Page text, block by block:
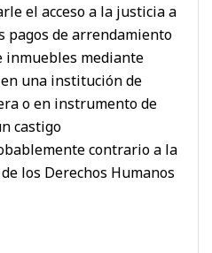
el acceso a la justicia a
pagos de arrendamiento
inmuebles mediante
una institución de
o en instrumento de
castigo
contrario a la
los Derechos Humanos